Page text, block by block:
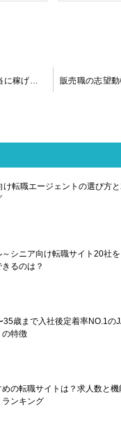
歩合給の営業職、本当に稼げる求人と稼げない求人の違いとは？
け転職エージェントの選び方
～シニア向け転職サイト20社
るのは？
35歳まで入社後定着率NO.1の
の特徴
めの転職サイトは？求人数と
ランキング